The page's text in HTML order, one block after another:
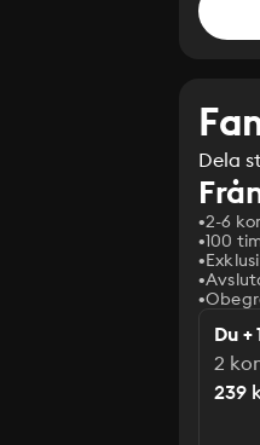
Dela
2-6
100
Du
2
239